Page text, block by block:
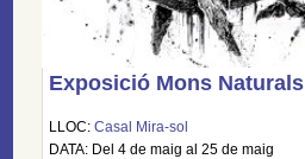
Exposició Mons Naturals
LLOC: Casal Mira-sol
DATA: Del 4 de maig al 25 de maig